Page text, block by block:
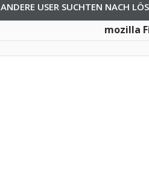
ANDERE USER SUCHTEN NACH
mozilla